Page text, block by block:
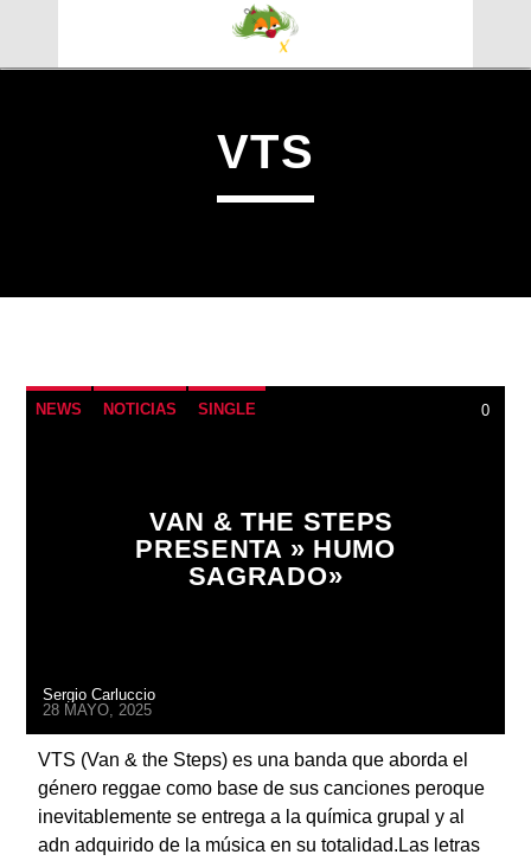
Radio
VTS
NEWS NOTICIAS SINGLE 0
VAN & THE STEPS
PRESENTA » HUMO
SAGRADO»
Sergio Carluccio
28 MAYO, 2025
VTS (Van & the Steps) es una banda que aborda el
género reggae como base de sus canciones peroque
inevitablemente se entrega a la química grupal y al
adn adquirido de la música en su totalidad.Las letras